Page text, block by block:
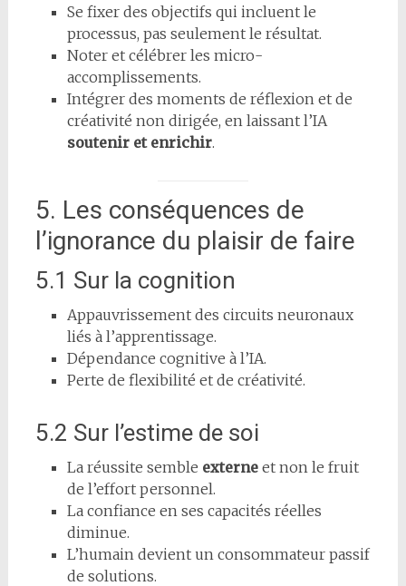
Se fixer des objectifs qui incluent le
processus, pas seulement le résultat.
Noter et célébrer les micro-
accomplissements.
Intégrer des moments de réflexion et de
créativité non dirigée, en laissant l’IA
soutenir et enrichir.
5. Les conséquences de
l’ignorance du plaisir de faire
5.1 Sur la cognition
Appauvrissement des circuits neuronaux
liés à l’apprentissage.
Dépendance cognitive à l’IA.
Perte de flexibilité et de créativité.
5.2 Sur l’estime de soi
La réussite semble externeet non le fruit
de l’effort personnel.
La confiance en ses capacités réelles
diminue.
L’humain devient un consommateur passif
de solutions.